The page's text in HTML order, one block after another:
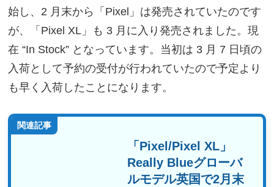
始し、2 月末から「Pixel」は発売されていたのです
が、「Pixel XL」も 3 月に入り発売されました。現
在 “In Stock” となっています。当初は 3 月 7 日頃の
入荷として予約の受付が行われていたので予定より
も早く入荷したことになります。
関連記事
「Pixel/Pixel XL」
Really Blueグローバ
ルモデル英国で2月末